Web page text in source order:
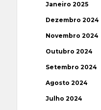
Janeiro 2025
Dezembro 2024
Novembro 2024
Outubro 2024
Setembro 2024
Agosto 2024
Julho 2024